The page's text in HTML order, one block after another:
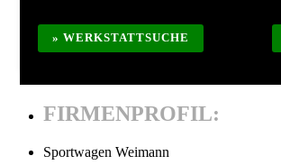
» WERKSTATTSUCHE
FIRMENPROFIL:
Sportwagen Weimann